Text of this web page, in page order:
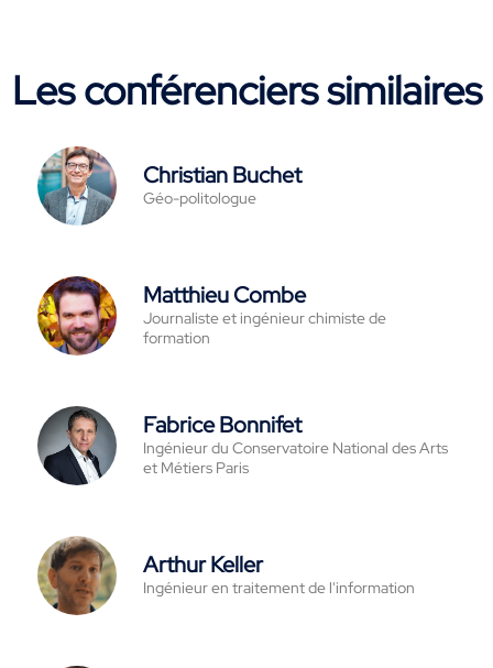
Les conférenciers similaires
Christian Buchet
Géo-politologue
Matthieu Combe
Journaliste et ingénieur chimiste de
formation
Fabrice Bonnifet
Ingénieur du Conservatoire National des Arts
et Métiers Paris
Arthur Keller
Ingénieur en traitement de l'information